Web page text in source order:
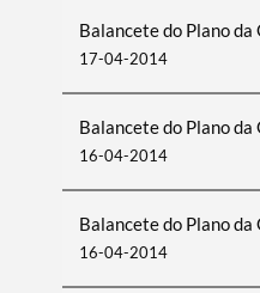
Balancete do Plano
17-04-2014
Balancete do Plano
16-04-2014
Balancete do Plano
16-04-2014